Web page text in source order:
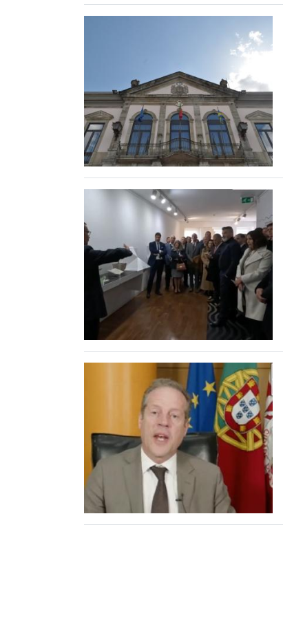
Imagem